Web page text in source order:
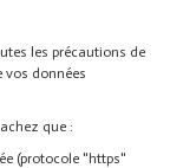
les précautions de
vos données
que :
(protocole "https"